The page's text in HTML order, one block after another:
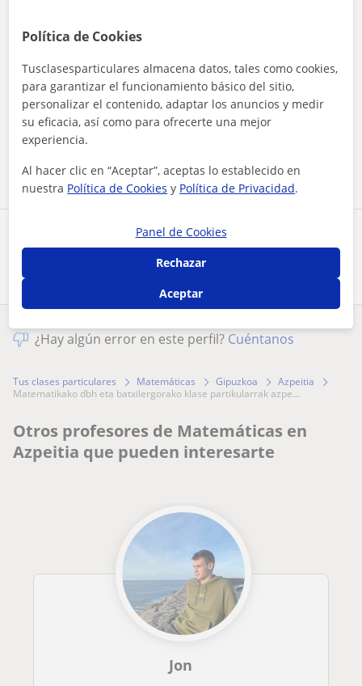
Comparte a este profesor
Al hacer clic, aceptas nuestroaviso legaly deprivacidad
¿Hay algún error en este perfil? Cuéntanos
Tus clases particulares Matemáticas Gipuzkoa
Azpeitia
matematikako dbh eta batxilergorako klase partikularrak azpe...
Otros profesores de Matemáticas en
Azpeitia que pueden interesarte
Jon
Política de Cookies
Tusclasesparticulares almacena datos, tales como cookies,
para garantizar el funcionamiento básico del sitio,
personalizar el contenido, adaptar los anuncios y medir
su eficacia, así como para ofrecerte una mejor
experiencia.
Al hacer clic en “Aceptar”, aceptas lo establecido en
nuestra Política de Cookies y Política de Privacidad.
Panel de Cookies
Rechazar
Aceptar